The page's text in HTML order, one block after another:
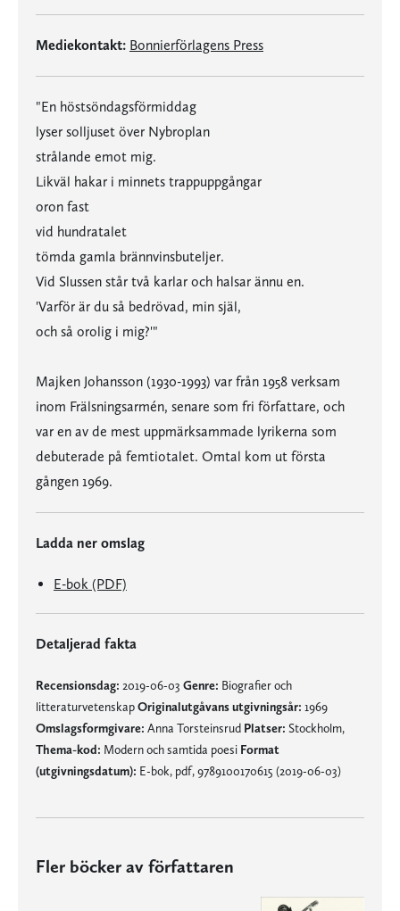
Mediekontakt: Bonnierförlagens Press
"En höstsöndagsförmiddag
lyser solljuset över Nybroplan
strålande emot mig.
Likväl hakar i minnets trappuppgångar
oron fast
vid hundratalet
tömda gamla brännvinsbuteljer.
Vid Slussen står två karlar och halsar ännu en.
'Varför är du så bedrövad, min själ,
och så orolig i mig?'"
Majken Johansson (1930-1993) var från 1958 verksam
inom Frälsningsarmén, senare som fri författare, och
var en av de mest uppmärksammade lyrikerna som
debuterade på femtiotalet. Omtal kom ut första
gången 1969.
Ladda ner omslag
E-bok (PDF)
Detaljerad fakta
Recensionsdag: 2019-06-03 Genre: Biografier och
litteraturvetenskapOriginalutgåvans utgivningsår: 1969
Omslagsformgivare: Anna Torsteinsrud Platser: Stockholm,
Thema-kod: Modern och samtida poesi Format
(utgivningsdatum): E-bok, pdf, 9789100170615 (2019-06-03)
Fler böcker av författaren